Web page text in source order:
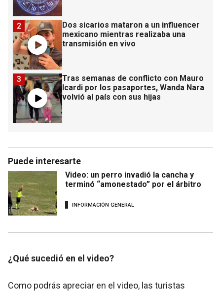
Dos sicarios mataron a un influencer
mexicano mientras realizaba una
transmisión en vivo
2
Tras semanas de conflicto con Mauro
Icardi por los pasaportes, Wanda Nara
volvió al país con sus hijas
3
Puede interesarte
Video: un perro invadió la cancha y
terminó “amonestado” por el árbitro
INFORMACIÓN GENERAL
¿Qué sucedió en el video?
Como podrás apreciar en el video, las turistas